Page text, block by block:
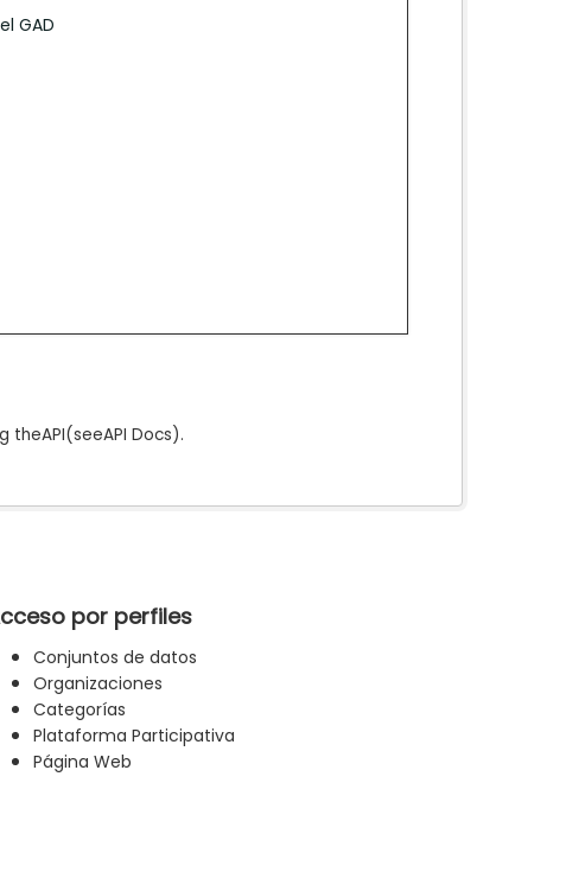
GAD
theAPI(seeAPI Docs).
por perfiles
Conjuntos de datos
Organizaciones
Categorías
Plataforma Participativa
Página Web